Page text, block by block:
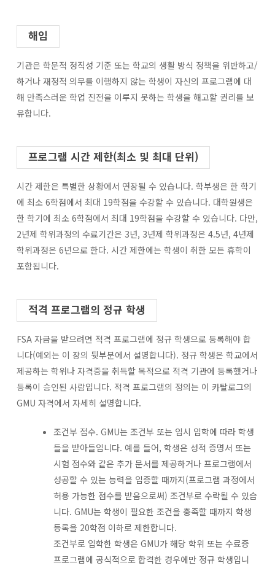
해임
기관은 학문적 정직성 기준 또는 학교의 생활 방식 정책을 위반하고/
하거나 재정적 의무를 이행하지 않는 학생이 자신의 프로그램에 대
해 만족스러운 학업 진전을 이루지 못하는 학생을 해고할 권리를 보
유합니다.
프로그램 시간 제한(최소 및 최대 단위)
시간 제한은 특별한 상황에서 연장될 수 있습니다. 학부생은 한 학기
에 최소 6학점에서 최대 19학점을 수강할 수 있습니다. 대학원생은
한 학기에 최소 6학점에서 최대 19학점을 수강할 수 있습니다. 다만,
2년제 학위과정의 수료기간은 3년, 3년제 학위과정은 4.5년, 4년제
학위과정은 6년으로 한다. 시간 제한에는 학생이 취한 모든 휴학이
포함됩니다.
적격 프로그램의 정규 학생
FSA 자금을 받으려면 적격 프로그램에 정규 학생으로 등록해야 합
니다(예외는 이 장의 뒷부분에서 설명합니다). 정규 학생은 학교에서
제공하는 학위나 자격증을 취득할 목적으로 적격 기관에 등록했거나
등록이 승인된 사람입니다. 적격 프로그램의 정의는 이 카탈로그의
GMU 자격에서 자세히 설명합니다.
조건부 접수. GMU는 조건부 또는 임시 입학에 따라 학생
들을 받아들입니다. 예를 들어, 학생은 성적 증명서 또는
시험 점수와 같은 추가 문서를 제공하거나 프로그램에서
성공할 수 있는 능력을 입증할 때까지(프로그램 과정에서
허용 가능한 점수를 받음으로써) 조건부로 수락될 수 있습
니다. GMU는 학생이 필요한 조건을 충족할 때까지 학생
등록을 20학점 이하로 제한합니다.
조건부로 입학한 학생은 GMU가 해당 학위 또는 수료증
프로그램에 공식적으로 합격한 경우에만 정규 학생입니